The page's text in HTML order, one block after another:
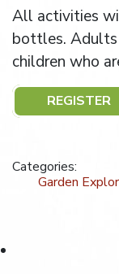
All activities
bottles. Adults
children who
REGISTER
Categories:
Garden